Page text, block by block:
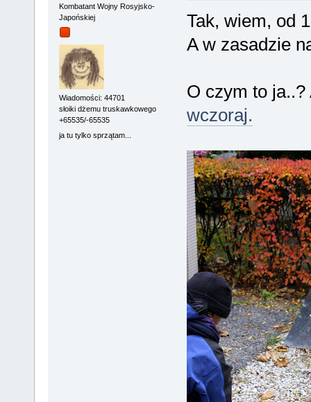
Kombatant Wojny Rosyjsko-
Japońskiej
Wiadomości: 44701
słoiki dżemu truskawkowego
+65535/-65535
ja tu tylko sprzątam...
Tak, wiem, od
A w zasadzie
O czym to
wczoraj.